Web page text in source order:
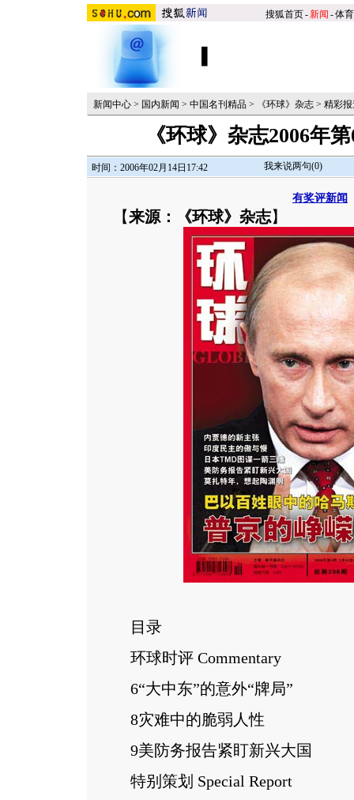
搜狐首页-新闻 -体育
新闻中心 > 国内新闻 > 中国名刊精品 > 《环球》杂志 > 精彩
《环球》杂志2006年
时间：2006年02月14日17:42 我来说两句(0)
有奖评新闻
【来源：《环球》杂志】
目录
环球时评 Commentary
6“大中东”的意外“牌局”
8灾难中的脆弱人性
9美防务报告紧盯新兴大国
特别策划 Special Report